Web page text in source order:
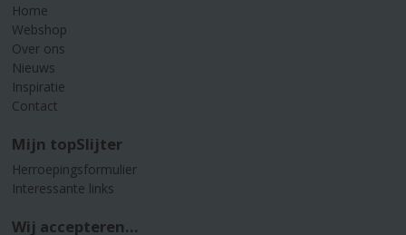
Home
Webshop
Over ons
Nieuws
Inspiratie
Contact
Mijn topSlijter
Herroepingsformulier
Interessante links
Wij accepteren...